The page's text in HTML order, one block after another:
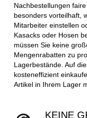
Nachbestellungen
besonders vorteilhaft,
Mitarbeiter einstellen
Kasacks oder Hosen
müssen Sie keine
Mengenrabatten zu
Lagerbestände. Auf
kosteneffizient
Artikel in Ihrem Lager
KEINE